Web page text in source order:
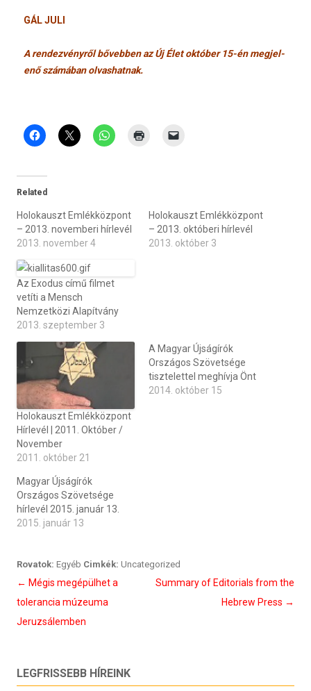
GÁL JULI
A re­ndez­vényről bővebb­en az Új Élet október 15-én meg­jel­
enő számában ol­vashat­nak.
Related
Holokauszt Emlékközpont
– 2013. novemberi hírlevél
2013. november 4
Holokauszt Emlékközpont
– 2013. októberi hírlevél
2013. október 3
Az Exodus című filmet
vetíti a Mensch
Nemzetközi Alapítvány
2013. szeptember 3
Holokauszt Emlékközpont
Hírlevél | 2011. Október /
November
2011. október 21
A Magyar Újságírók
Országos Szövetsége
tisztelettel meghívja Önt
2014. október 15
Magyar Újságírók
Országos Szövetsége
hírlevél 2015. január 13.
2015. január 13
Rovatok: Egyéb Cimkék: Uncategorized
Bejegyzés
navigáció
← Mégis megépülhet a
tolerancia múzeuma
Jeruzsálemben
Summary of Editorials from the
Hebrew Press →
LEGFRISSEBB HÍREINK